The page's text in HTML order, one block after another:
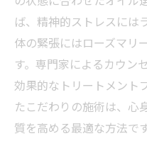
ば、精神的ストレスには
体の緊張にはローズマリ
す。専門家によるカウン
効果的なトリートメント
たこだわりの施術は、心
質を高める最適な方法です